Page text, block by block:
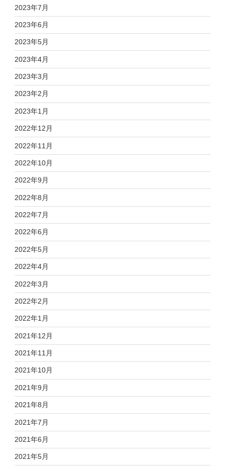
2023年7月
2023年6月
2023年5月
2023年4月
2023年3月
2023年2月
2023年1月
2022年12月
2022年11月
2022年10月
2022年9月
2022年8月
2022年7月
2022年6月
2022年5月
2022年4月
2022年3月
2022年2月
2022年1月
2021年12月
2021年11月
2021年10月
2021年9月
2021年8月
2021年7月
2021年6月
2021年5月